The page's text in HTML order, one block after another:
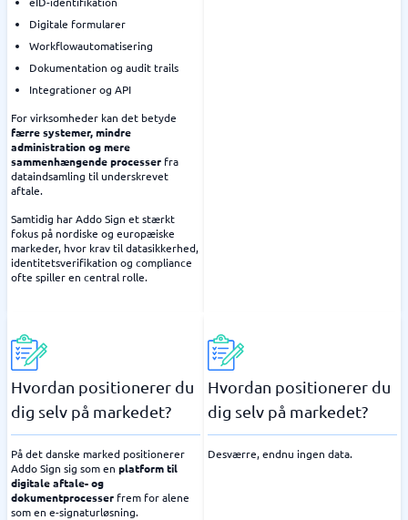
Digitale formularer
Workflowautomatisering
Dokumentation og audit trails
Integrationer og API
For virksomheder kan det betyde
færre systemer, mindre
administration og mere
sammenhængende processer fra
dataindsamling til underskrevet
aftale.
Samtidig har Addo Sign et stærkt
fokus på nordiske og europæiske
markeder, hvor krav til datasikkerhed,
identitetsverifikation og compliance
ofte spiller en central rolle.
Hvordan positionerer du
dig selv på markedet?
På det danske marked positionerer
Addo Sign sig som en platform til
digitale aftale- og
dokumentprocesser frem for alene
som en e-signaturløsning.
Hvordan positionerer du
dig selv på markedet?
Desværre, endnu ingen data.